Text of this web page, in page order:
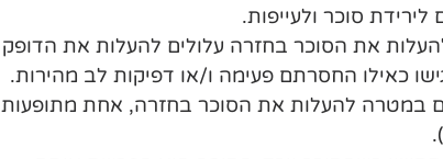
סוכר ולעייפות.
את הסוכר בחזרה עלולים להעלות את הדופק
כאילו החסרתם פעימה ו/או דפיקות לב מהירות.
במטרה להעלות את הסוכר בחזרה, אחת מתופעות